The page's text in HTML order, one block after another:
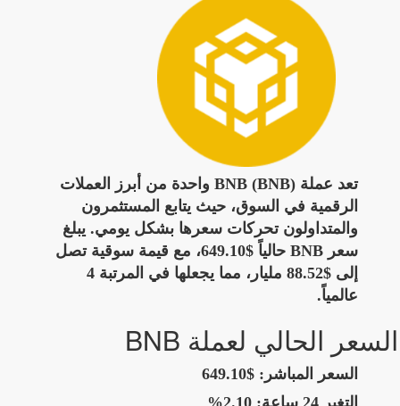
تعد عملة BNB (BNB) واحدة من أبرز العملات
الرقمية في السوق، حيث يتابع المستثمرون
والمتداولون تحركات سعرها بشكل يومي. يبلغ
سعر BNB حالياً $649.10، مع قيمة سوقية تصل
إلى $88.52 مليار، مما يجعلها في المرتبة 4
عالمياً.
السعر الحالي لعملة BNB
السعر المباشر: $649.10